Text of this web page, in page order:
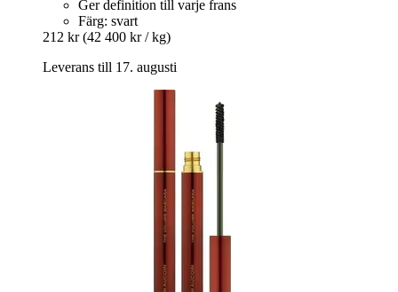
Ger definition till varje frans
Färg: svart
212 kr (42 400 kr / kg)
Leverans till 17. augusti